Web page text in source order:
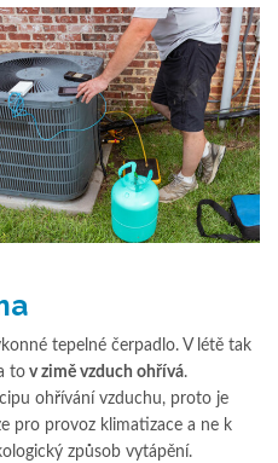
tepelné čerpadlo. V létě tak
to v zimě vzduch ohřívá.
ohřívání vzduchu, proto je
pro provoz klimatizace a ne k
způsob vytápění.